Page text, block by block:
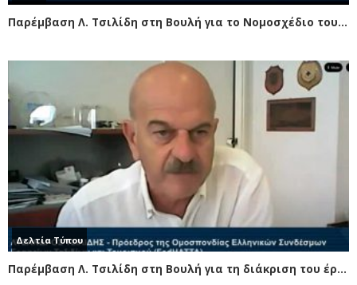
Παρέμβαση Λ. Τσιλίδη στη Βουλή για το Νομοσχέδιο του Υπουργείου Τουρισμού για την ενίσχυση της βιώσιμης τουριστικής ανάπτυξης
Δελτία Τύπου
Παρέμβαση Λ. Τσιλίδη στη Βουλή για τη διάκριση του έργου των τουριστικών λεωφορείων από τα ΚΤΕΛ